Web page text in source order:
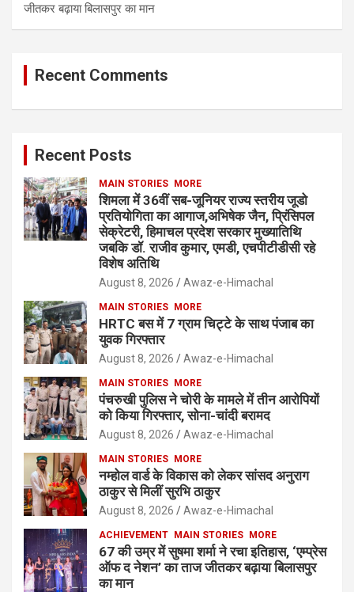
जीतकर बढ़ाया बिलासपुर का मान
Recent Comments
Recent Posts
MAIN STORIES MORE
शिमला में 36वीं सब-जूनियर राज्य स्तरीय जूडो
प्रतियोगिता का आगाज,अभिषेक जैन, प्रिंसिपल
सेक्रेटरी, हिमाचल प्रदेश सरकार मुख्यातिथि
जबकि डॉ. राजीव कुमार, एमडी, एचपीटीडीसी रहे
विशेष अतिथि
August 8, 2026 Awaz-e-Himachal
MAIN STORIES MORE
HRTC बस में 7 ग्राम चिट्टे के साथ पंजाब का
युवक गिरफ्तार
August 8, 2026 Awaz-e-Himachal
MAIN STORIES MORE
पंचरुखी पुलिस ने चोरी के मामले में तीन आरोपियों
को किया गिरफ्तार, सोना-चांदी बरामद
August 8, 2026 Awaz-e-Himachal
MAIN STORIES MORE
नम्होल वार्ड के विकास को लेकर सांसद अनुराग
ठाकुर से मिलीं सुरभि ठाकुर
August 8, 2026 Awaz-e-Himachal
ACHIEVEMENT MAIN STORIES MORE
67 की उम्र में सुषमा शर्मा ने रचा इतिहास, ‘एम्प्रेस
ऑफ द नेशन’ का ताज जीतकर बढ़ाया बिलासपुर
का मान